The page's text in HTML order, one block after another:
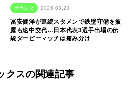
オランダ 2026.03.23
冨安健洋が連続スタメンで鉄壁守備を披
露も途中交代…日本代表3選手出場の伝
統ダービーマッチは痛み分け
クスの関連記事